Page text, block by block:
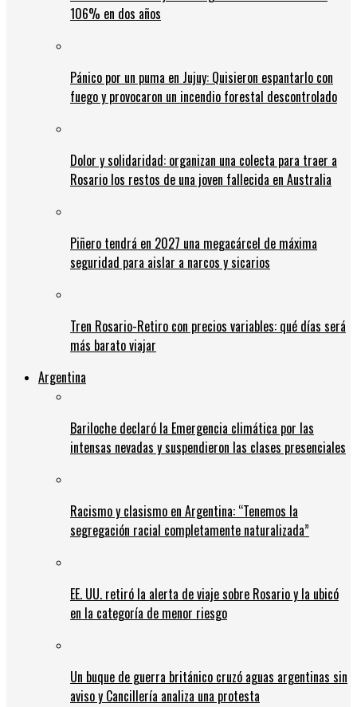
106% en dos años
Pánico por un puma en Jujuy: Quisieron espantarlo con
fuego y provocaron un incendio forestal descontrolado
Dolor y solidaridad: organizan una colecta para traer a
Rosario los restos de una joven fallecida en Australia
Piñero tendrá en 2027 una megacárcel de máxima
seguridad para aislar a narcos y sicarios
Tren Rosario-Retiro con precios variables: qué días será
más barato viajar
Argentina
Bariloche declaró la Emergencia climática por las
intensas nevadas y suspendieron las clases presenciales
Racismo y clasismo en Argentina: “Tenemos la
segregación racial completamente naturalizada”
EE. UU. retiró la alerta de viaje sobre Rosario y la ubicó
en la categoría de menor riesgo
Un buque de guerra británico cruzó aguas argentinas sin
aviso y Cancillería analiza una protesta